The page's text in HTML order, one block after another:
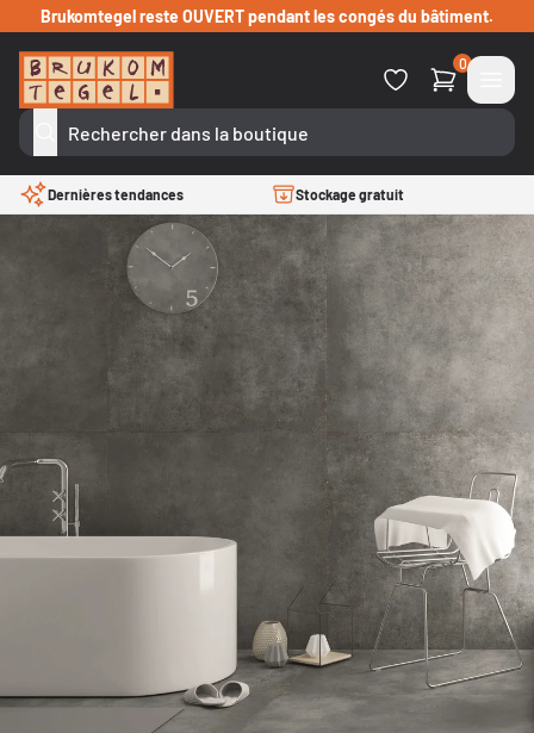
Passer au contenu
Brukomtegel reste OUVERT pendant les congés du bâtiment.
0
Dernières tendances Stockage gratuit